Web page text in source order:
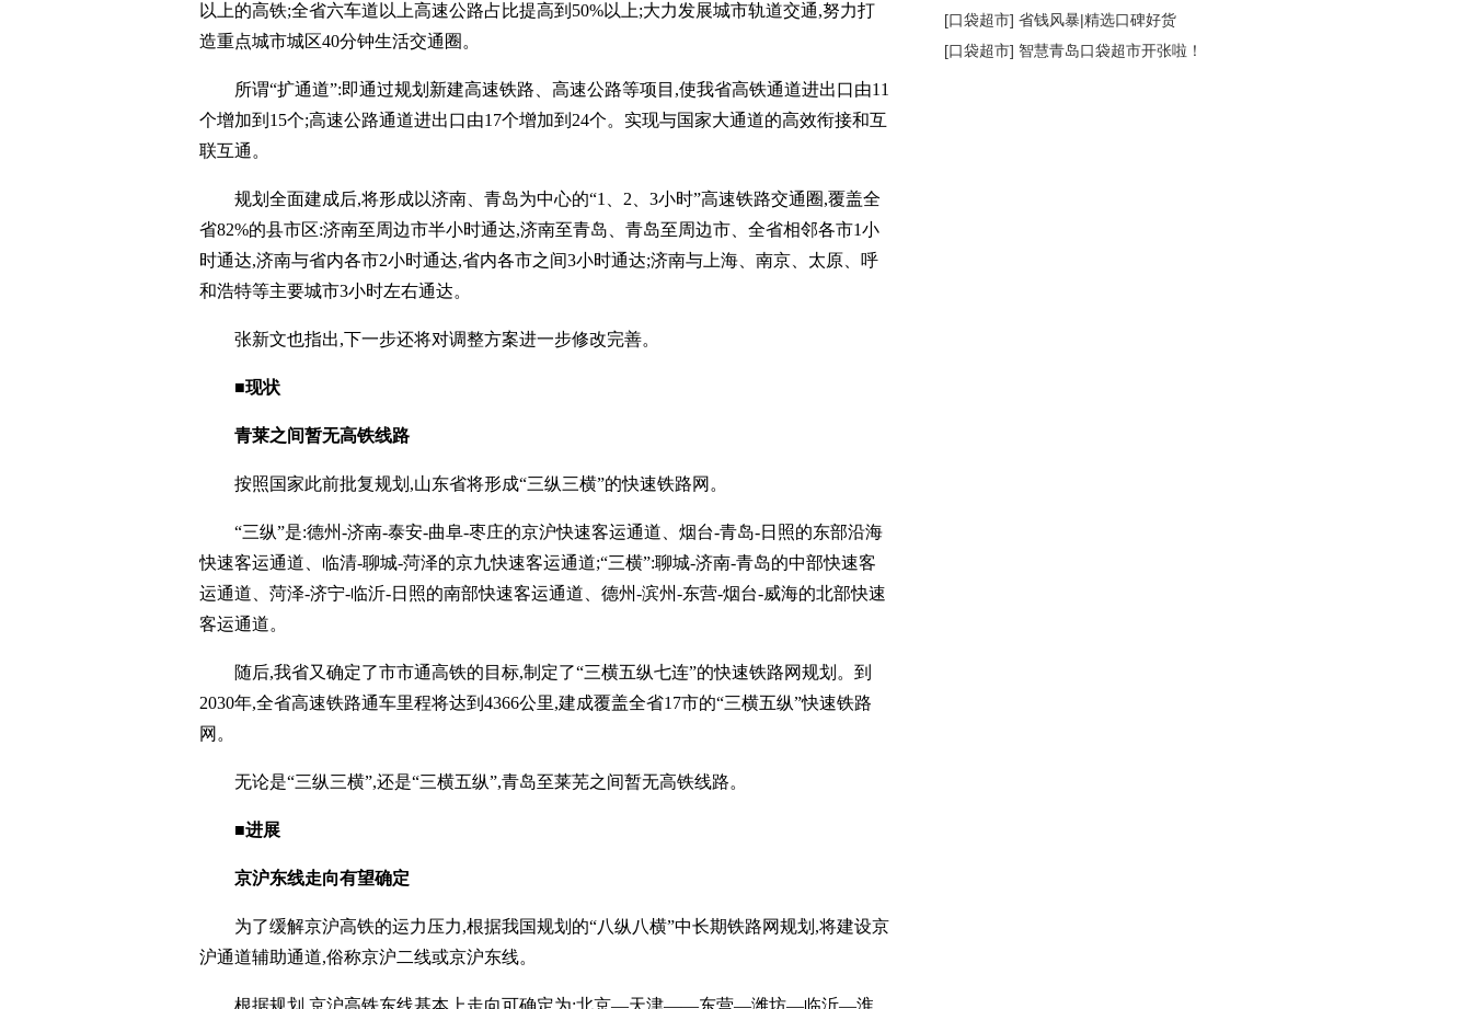
以上的高铁;全省六车道以上高速公路占比提高到50%以上;大力发展城市轨道交通,努力打
造重点城市城区40分钟生活交通圈。
所谓“扩通道”:即通过规划新建高速铁路、高速公路等项目,使我省高铁通道进出口由11
个增加到15个;高速公路通道进出口由17个增加到24个。实现与国家大通道的高效衔接和互
联互通。
规划全面建成后,将形成以济南、青岛为中心的“1、2、3小时”高速铁路交通圈,覆盖全
省82%的县市区:济南至周边市半小时通达,济南至青岛、青岛至周边市、全省相邻各市1小
时通达,济南与省内各市2小时通达,省内各市之间3小时通达;济南与上海、南京、太原、呼
和浩特等主要城市3小时左右通达。
张新文也指出,下一步还将对调整方案进一步修改完善。
■现状
青莱之间暂无高铁线路
按照国家此前批复规划,山东省将形成“三纵三横”的快速铁路网。
“三纵”是:德州-济南-泰安-曲阜-枣庄的京沪快速客运通道、烟台-青岛-日照的东部沿海
快速客运通道、临清-聊城-菏泽的京九快速客运通道;“三横”:聊城-济南-青岛的中部快速客
运通道、菏泽-济宁-临沂-日照的南部快速客运通道、德州-滨州-东营-烟台-威海的北部快速
客运通道。
随后,我省又确定了市市通高铁的目标,制定了“三横五纵七连”的快速铁路网规划。到
2030年,全省高速铁路通车里程将达到4366公里,建成覆盖全省17市的“三横五纵”快速铁路
网。
无论是“三纵三横”,还是“三横五纵”,青岛至莱芜之间暂无高铁线路。
■进展
京沪东线走向有望确定
为了缓解京沪高铁的运力压力,根据我国规划的“八纵八横”中长期铁路网规划,将建设京
沪通道辅助通道,俗称京沪二线或京沪东线。
根据规划,京沪高铁东线基本上走向可确定为:北京—天津——东营—潍坊—临沂—淮
[口袋超市] 省钱风暴|精选口碑好货
[口袋超市] 智慧青岛口袋超市开张啦！